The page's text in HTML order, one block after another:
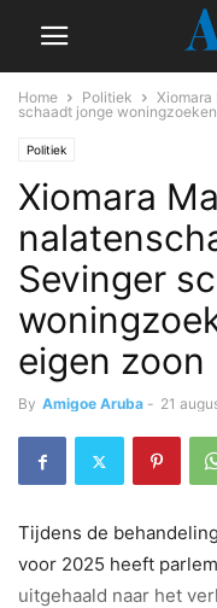
Home Politiek
Xiomara
schaadt jonge
Politiek
Xiomara
Sevinger
eigen zoon
By Amigoe Aruba - 21
Tijdens de
voor 2025 heeft
uitgehaald naar het